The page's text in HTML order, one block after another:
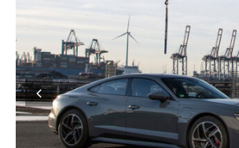
Iniciar sesión